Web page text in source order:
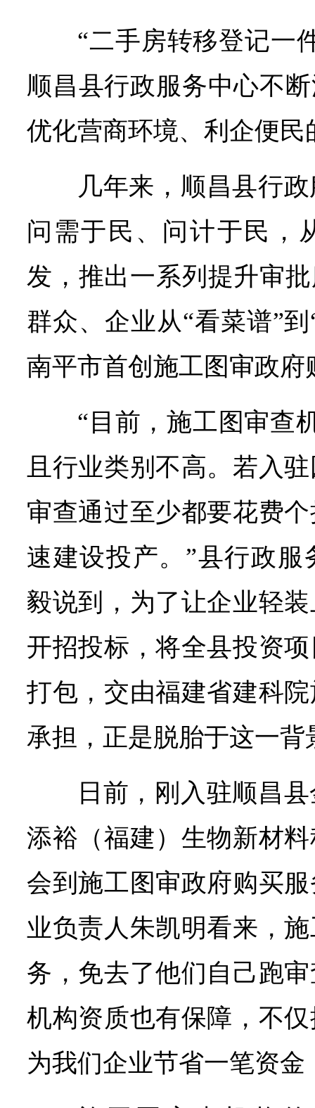
“二手房转移登记一
顺昌县行政服务中心不
优化营商环境、利企便民
几年来，顺昌县行
问需于民、问计于民，
发，推出一系列提升审
群众、企业从“看菜谱”
南平市首创施工图审政府
“目前，施工图审查
且行业类别不高。若入
审查通过至少都要花费
速建设投产。”县行政
毅说到，为了让企业轻
开招投标，将全县投资
打包，交由福建省建科
承担，正是脱胎于这一背
日前，刚入驻顺昌
添裕（福建）生物新材
会到施工图审政府购买
业负责人朱凯明看来，
务，免去了他们自己跑
机构资质也有保障，不
为我们企业节省一笔资